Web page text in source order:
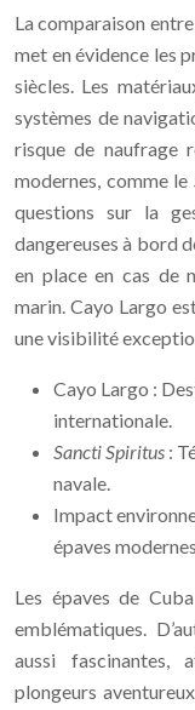
La comparaison
met en évidence les
siècles. Les
systèmes de
risque de naufrage
modernes, comme le
questions sur la
dangereuses à bord
en place en cas de
marin. Cayo Largo
une visibilité
Cayo Largo :
internationale.
Sancti Spiritus :
navale.
Impact
épaves
Les épaves de
emblématiques.
aussi fascinantes,
plongeurs